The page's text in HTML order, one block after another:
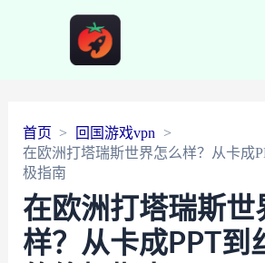
首页
回国游戏vpn
在欧洲打塔瑞斯世界怎么样？从卡成
极指南
在欧洲打塔瑞斯世
样？从卡成PPT到